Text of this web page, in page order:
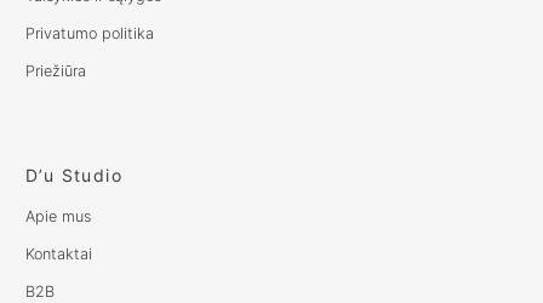
Privatumo politika
Priežiūra
D’u Studio
Apie mus
Kontaktai
B2B